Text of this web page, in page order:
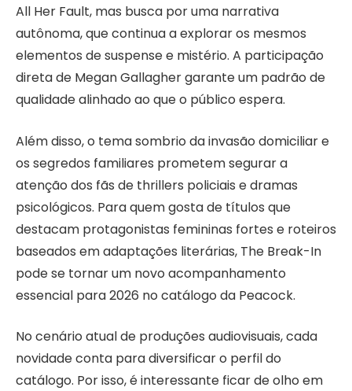
All Her Fault, mas busca por uma narrativa
autônoma, que continua a explorar os mesmos
elementos de suspense e mistério. A participação
direta de Megan Gallagher garante um padrão de
qualidade alinhado ao que o público espera.
Além disso, o tema sombrio da invasão domiciliar e
os segredos familiares prometem segurar a
atenção dos fãs de thrillers policiais e dramas
psicológicos. Para quem gosta de títulos que
destacam protagonistas femininas fortes e roteiros
baseados em adaptações literárias, The Break-In
pode se tornar um novo acompanhamento
essencial para 2026 no catálogo da Peacock.
No cenário atual de produções audiovisuais, cada
novidade conta para diversificar o perfil do
catálogo. Por isso, é interessante ficar de olho em